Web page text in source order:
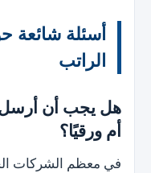
أسئلة شائعة
الراتب
هل يجب أن أرسل
أم ورقيًا؟
في معظم الشركات